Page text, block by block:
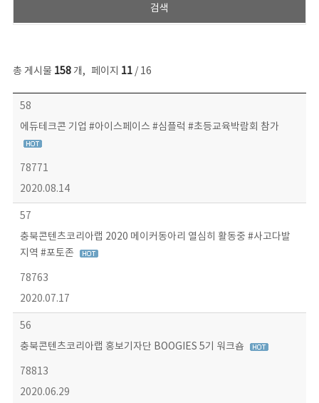
총 게시물 158개, 페이지 11/ 16
콘텐츠이슈 목록 - 번호, 제목, 작성자, 파일, 조회수, 작성일 정보 제공
58
에듀테크콘 기업 #아이스페이스 #심플럭 #초등교육박람회 참가
78771
2020.08.14
57
충북콘텐츠코리아랩 2020 메이커동아리 열심히 활동중 #사고다발
지역 #포토존
78763
2020.07.17
56
충북콘텐츠코리아랩 홍보기자단 BOOGIES 5기 워크숍
78813
2020.06.29